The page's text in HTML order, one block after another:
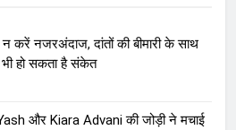
करें नजरअंदाज, दांतों की बीमारी के साथ
हो सकता है संकेत
और Kiara Advani की जोड़ी ने मचाई